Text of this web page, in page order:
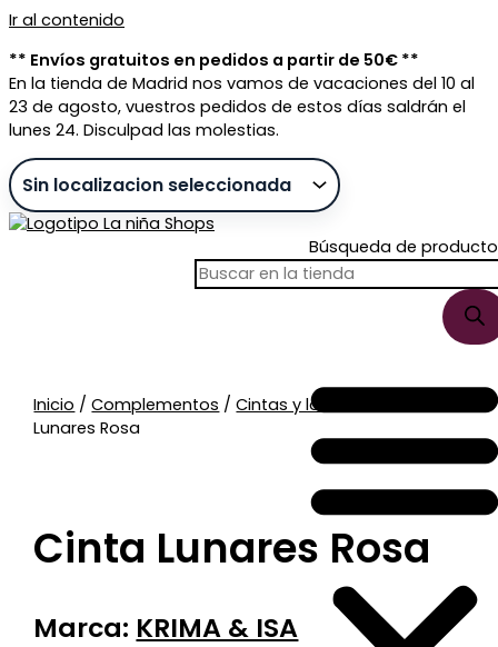
Ir al contenido
** Envíos gratuitos en pedidos a partir de 50€ **
En la tienda de Madrid nos vamos de vacaciones del 10 al
23 de agosto, vuestros pedidos de estos días saldrán el
lunes 24. Disculpad las molestias.
Búsqueda de
Inicio /Complementos /Cintas y lazos
Lunares Rosa
Cinta Lunares Rosa
Marca: KRIMA & ISA